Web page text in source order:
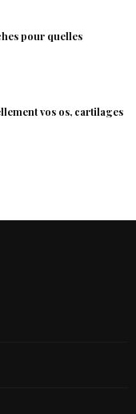
pour quelles
vos os, cartilages